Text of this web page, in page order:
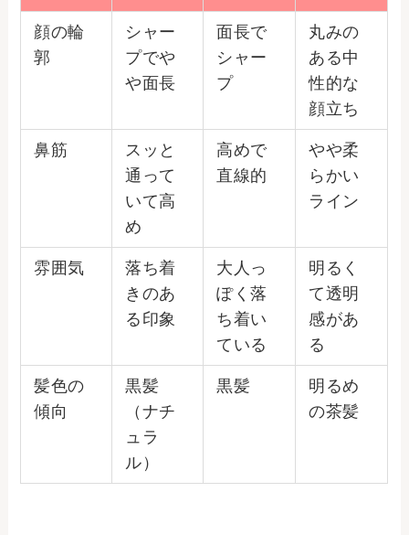
顔の輪
郭
シャー
プでや
や面長
面長で
シャー
プ
丸みの
ある中
性的な
顔立ち
鼻筋
スッと
通って
いて高
め
高めで
直線的
やや柔
らかい
ライン
雰囲気
落ち着
きのあ
る印象
大人っ
ぽく落
ち着い
ている
明るく
て透明
感があ
る
髪色の
傾向
黒髪
（ナチ
ュラ
ル）
黒髪
明るめ
の茶髪